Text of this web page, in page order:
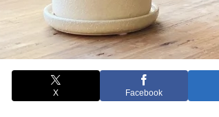
X Facebook